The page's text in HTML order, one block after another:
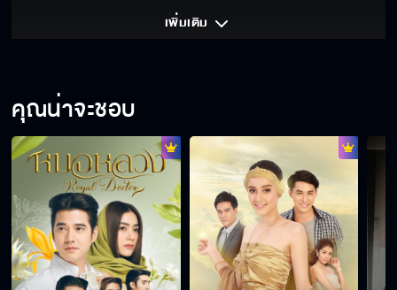
เพิ่มเติม
คุณน่าจะชอบ